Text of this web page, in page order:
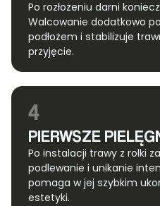
Po rozłożeniu darni
Walcowanie dodatkowo
podłożem i stabilizuje
przyjęcie.
4
PIERWSZE
Po instalacji trawy z rolki
podlewanie i unikanie
pomaga w jej szybkim
estetyki.